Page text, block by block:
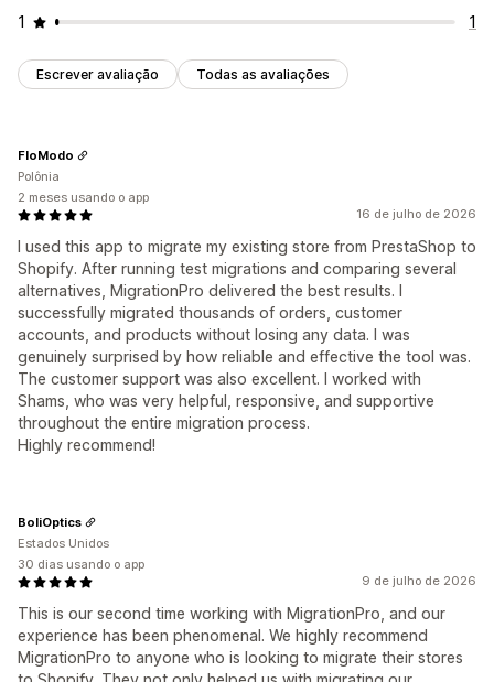
1
1
Escrever avaliação Todas as avaliações
16 de julho de 2026
I used this app to migrate my existing store from PrestaShop to
Shopify. After running test migrations and comparing several
alternatives, MigrationPro delivered the best results. I
successfully migrated thousands of orders, customer
accounts, and products without losing any data. I was
genuinely surprised by how reliable and effective the tool was.
The customer support was also excellent. I worked with
Shams, who was very helpful, responsive, and supportive
throughout the entire migration process.
Highly recommend!
FloModo
Polônia
2 meses usando o app
9 de julho de 2026
This is our second time working with MigrationPro, and our
experience has been phenomenal. We highly recommend
MigrationPro to anyone who is looking to migrate their stores
BoliOptics
Estados Unidos
30 dias usando o app